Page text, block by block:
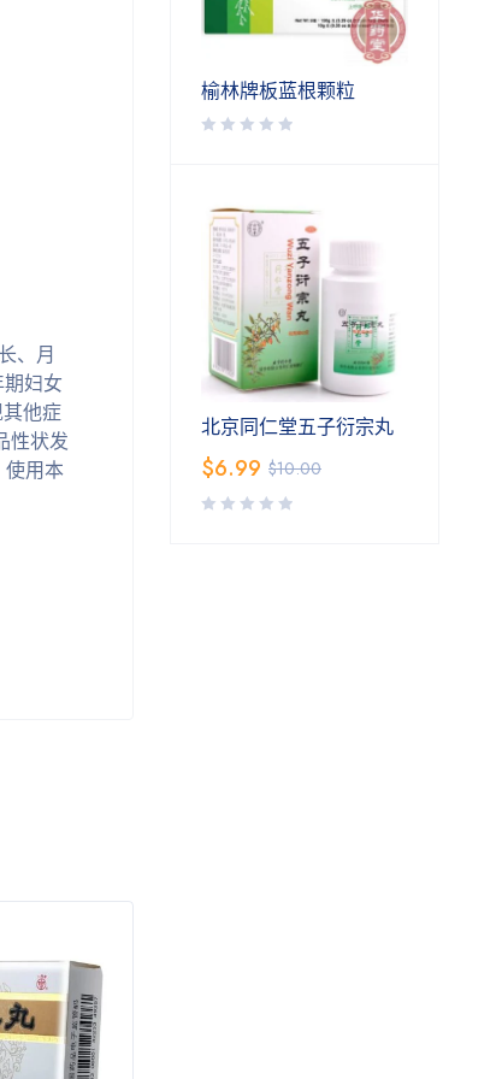
、月
妇女
他症
性状发
使用本
榆林牌板蓝根颗粒
北京同仁堂五子衍宗丸
$10.00
$6.99